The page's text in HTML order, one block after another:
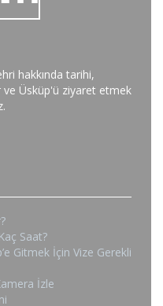
hakkında tarihi,
Üsküp'ü ziyaret etmek
Saat?
Gitmek İçin Vize Gerekli
İzle